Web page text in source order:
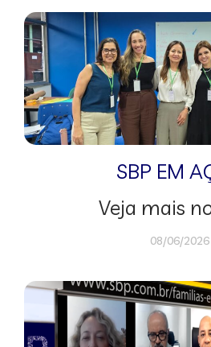
SBP EM
Veja mais
08/06/2026